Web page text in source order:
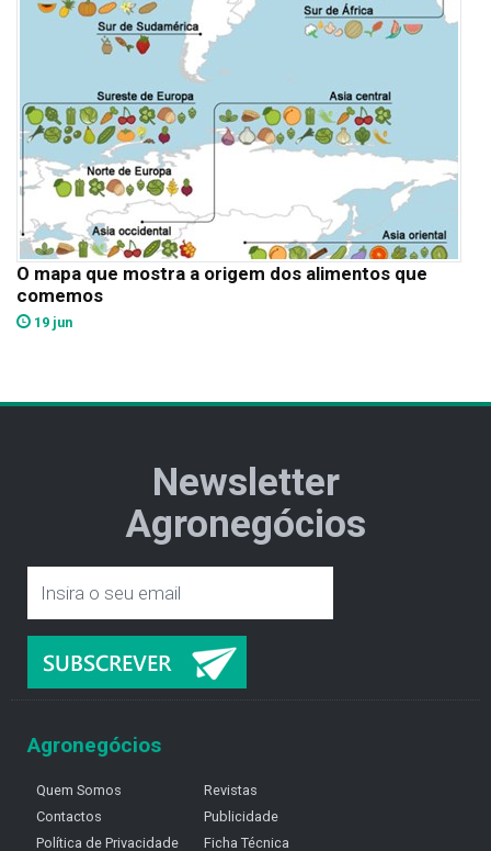
O mapa que mostra a origem dos alimentos que
comemos
19 jun
Newsletter
Agronegócios
Agronegócios
Quem Somos
Contactos
Política de Privacidade
Revistas
Publicidade
Ficha Técnica